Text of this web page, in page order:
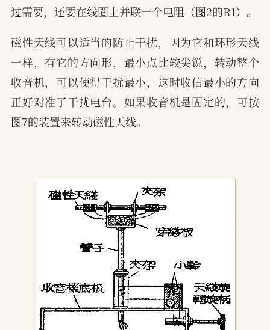
过需要，还要在线圈上并联一个电阻（图2的R1）。
磁性天线可以适当的防止干扰，因为它和环形天线
一样，有它的方向形，最小点比较尖锐，转动整个
收音机，可以使得干扰最小，这时收信最小的方向
正好对准了干扰电台。如果收音机是固定的，可按
图7的装置来转动磁性天线。